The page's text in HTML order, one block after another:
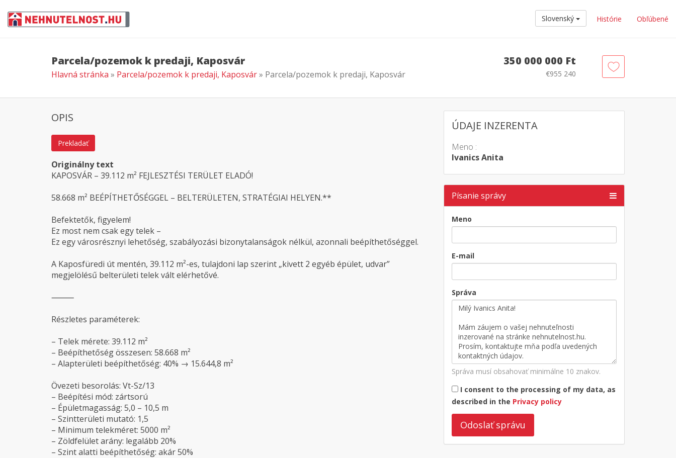
Slovenský Histórie Obľúbené
Parcela/pozemok k predaji, Kaposvár
Hlavná stránka » Parcela/pozemok k predaji, Kaposvár» Parcela/pozemok k predaji, Kaposvár
350 000 000 Ft
€955 240
ÚDAJE INZERENTA
Meno :
Ivanics Anita
Písanie správy
Meno
E-mail
Správa
Správa musí obsahovať minimálne 10 znakov.
I consent to the processing of my data, as
described in the Privacy policy
Odoslať správu
OPIS
Prekladať
Originálny text
KAPOSVÁR – 39.112 m² FEJLESZTÉSI TERÜLET ELADÓ!
58.668 m² BEÉPÍTHETŐSÉGGEL – BELTERÜLETEN, STRATÉGIAI HELYEN.**
Befektetők, figyelem!
Ez most nem csak egy telek –
Ez egy városrésznyi lehetőség, szabályozási bizonytalanságok nélkül, azonnali beépíthetőséggel.
A Kaposfüredi út mentén, 39.112 m²-es, tulajdoni lap szerint „kivett 2 egyéb épület, udvar”
megjelölésű belterületi telek vált elérhetővé.
⸻
Részletes paraméterek:
– Telek mérete: 39.112 m²
– Beépíthetőség összesen: 58.668 m²
– Alapterületi beépíthetőség: 40% → 15.644,8 m²
Övezeti besorolás: Vt-Sz/13
– Beépítési mód: zártsorú
– Épületmagasság: 5,0 – 10,5 m
– Szintterületi mutató: 1,5
– Minimum telekméret: 5000 m²
– Zöldfelület arány: legalább 20%
– Szint alatti beépíthetőség: akár 50%